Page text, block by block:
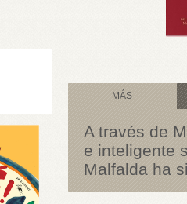
MÁS
A través de
e inteligente
Malfalda ha